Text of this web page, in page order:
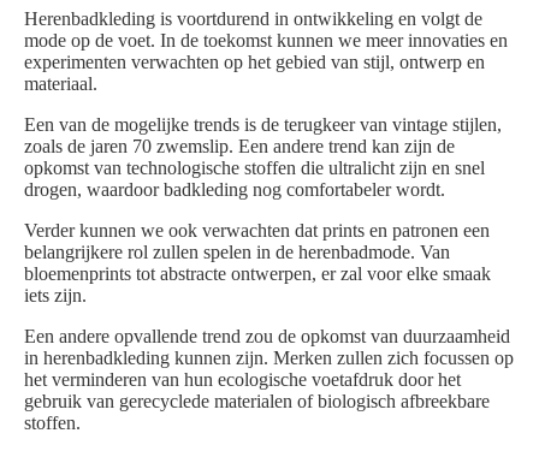
Herenbadkleding is voortdurend in ontwikkeling en volgt de
mode op de voet. In de toekomst kunnen we meer innovaties en
experimenten verwachten op het gebied van stijl, ontwerp en
materiaal.
Een van de mogelijke trends is de terugkeer van vintage stijlen,
zoals de jaren 70 zwemslip. Een andere trend kan zijn de
opkomst van technologische stoffen die ultralicht zijn en snel
drogen, waardoor badkleding nog comfortabeler wordt.
Verder kunnen we ook verwachten dat prints en patronen een
belangrijkere rol zullen spelen in de herenbadmode. Van
bloemenprints tot abstracte ontwerpen, er zal voor elke smaak
iets zijn.
Een andere opvallende trend zou de opkomst van duurzaamheid
in herenbadkleding kunnen zijn. Merken zullen zich focussen op
het verminderen van hun ecologische voetafdruk door het
gebruik van gerecyclede materialen of biologisch afbreekbare
stoffen.